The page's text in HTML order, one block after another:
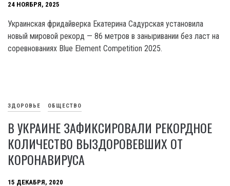
24 НОЯБРЯ, 2025
Украинская фридайверка Екатерина Садурская установила
новый мировой рекорд — 86 метров в заныривании без ласт на
соревнованиях Blue Element Competition 2025.
ЗДОРОВЬЕ ОБЩЕСТВО
В УКРАИНЕ ЗАФИКСИРОВАЛИ РЕКОРДНОЕ
КОЛИЧЕСТВО ВЫЗДОРОВЕВШИХ ОТ
КОРОНАВИРУСА
15 ДЕКАБРЯ, 2020